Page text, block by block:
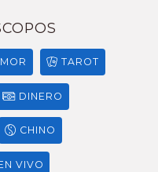
TAROT
DINERO
CHINO
VIVO